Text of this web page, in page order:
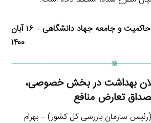
مرکز توانمندسازی حاکمیت و جامعه جهاد دانشگاهی – ۱۶ آبان
۱۴۰۰
بهداشت در بخش خصوصی،
تعارض منافع
سازمان بازرسی کل کشور) – بهرام